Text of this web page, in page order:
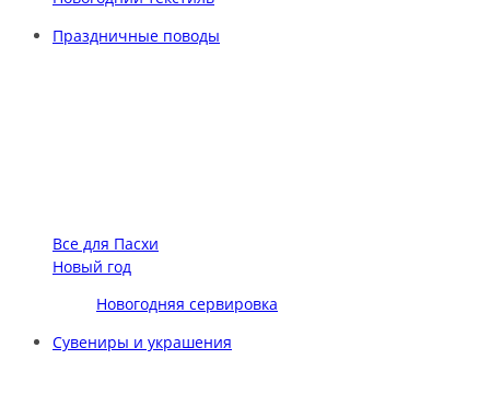
Праздничные поводы
Все для Пасхи
Новый год
Новогодняя сервировка
Сувениры и украшения